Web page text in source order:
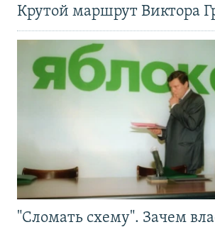
Крутой маршрут Виктора
"Сломать схему". Зачем